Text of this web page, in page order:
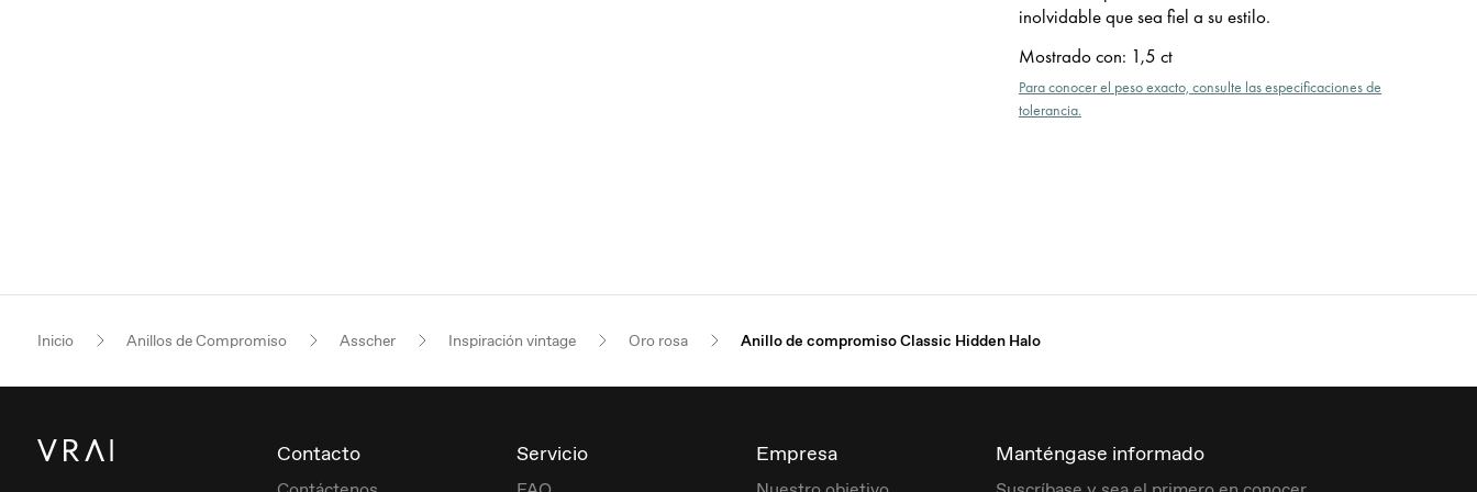
inolvidable que sea fiel a su estilo.
Mostrado con: 1,5 ct
Para conocer el peso exacto, consulte las especificaciones de
tolerancia.
Inicio Anillos de Compromiso Asscher Inspiración vintage Oro rosa Anillo de compromiso Classic Hidden Halo
Contacto Servicio Empresa Manténgase informado